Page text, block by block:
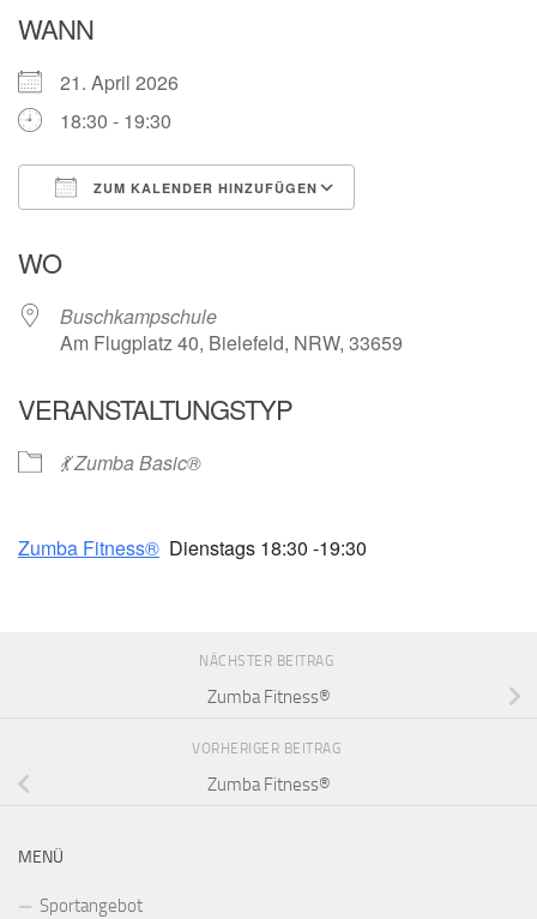
WANN
21. April 2026
18:30 - 19:30
ZUM KALENDER HINZUFÜGEN
WO
Buschkampschule
Am Flugplatz 40, Bielefeld, NRW, 33659
VERANSTALTUNGSTYP
💃 Zumba Basic®
Zumba Fitness® Dienstags 18:30 -19:30
NÄCHSTER BEITRAG
Zumba Fitness®
VORHERIGER BEITRAG
Zumba Fitness®
MENÜ
Sportangebot